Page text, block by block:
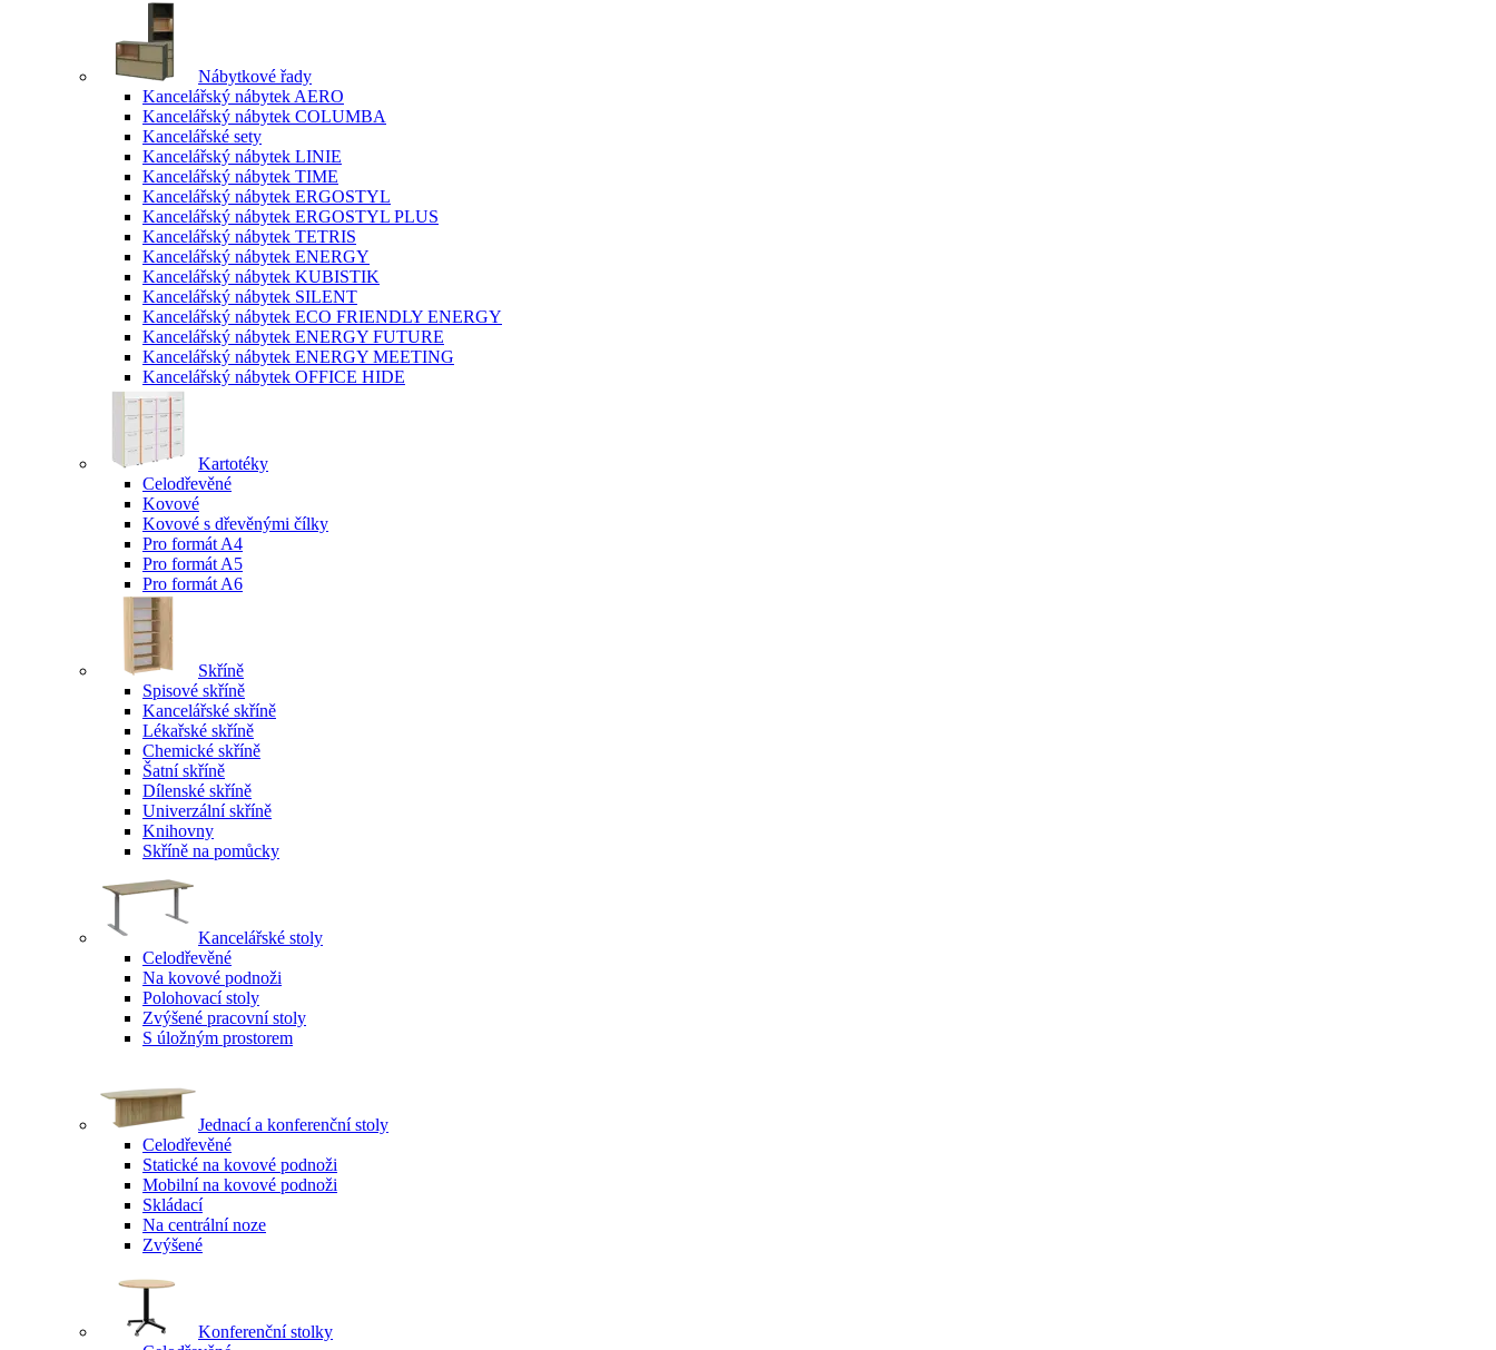
Nábytkové řady
Kancelářský nábytek AERO
Kancelářský nábytek COLUMBA
Kancelářské sety
Kancelářský nábytek LINIE
Kancelářský nábytek TIME
Kancelářský nábytek ERGOSTYL
Kancelářský nábytek ERGOSTYL PLUS
Kancelářský nábytek TETRIS
Kancelářský nábytek ENERGY
Kancelářský nábytek KUBISTIK
Kancelářský nábytek SILENT
Kancelářský nábytek ECO FRIENDLY ENERGY
Kancelářský nábytek ENERGY FUTURE
Kancelářský nábytek ENERGY MEETING
Kancelářský nábytek OFFICE HIDE
Kartotéky
Celodřevěné
Kovové
Kovové s dřevěnými čílky
Pro formát A4
Pro formát A5
Pro formát A6
Skříně
Spisové skříně
Kancelářské skříně
Lékařské skříně
Chemické skříně
Šatní skříně
Dílenské skříně
Univerzální skříně
Knihovny
Skříně na pomůcky
Kancelářské stoly
Celodřevěné
Na kovové podnoži
Polohovací stoly
Zvýšené pracovní stoly
S úložným prostorem
Jednací a konferenční stoly
Celodřevěné
Statické na kovové podnoži
Mobilní na kovové podnoži
Skládací
Na centrální noze
Zvýšené
Konferenční stolky